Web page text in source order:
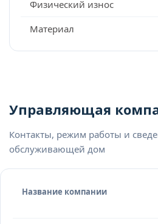
Физический износ
Материал
Управляющая
Контакты, режим работы и
обслуживающей дом
Название компании